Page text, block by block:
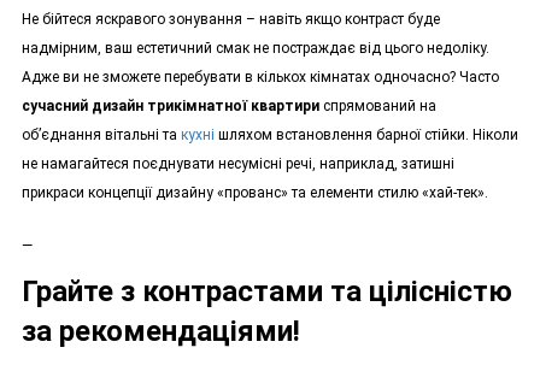
Не бійтеся яскравого зонування – навіть якщо контраст буде
надмірним, ваш естетичний смак не постраждає від цього недоліку.
Адже ви не зможете перебувати в кількох кімнатах одночасно? Часто
сучасний дизайн трикімнатної квартириспрямований на
об’єднання вітальні та кухні шляхом встановлення барної стійки. Ніколи
не намагайтеся поєднувати несумісні речі, наприклад, затишні
прикраси концепції дизайну «прованс» та елементи стилю «хай-тек».
—
Грайте з контрастами та цілісністю
за рекомендаціями!